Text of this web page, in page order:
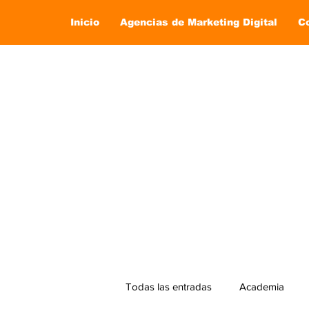
Inicio Agencias de Marketing Digital
Todas las entradas Academia